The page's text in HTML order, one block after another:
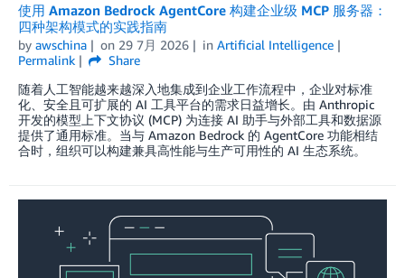
使用 Amazon Bedrock AgentCore 构建企业级 MCP 服务器：
四种架构模式的实践指南
by awschina on 29 7月 2026 in Artificial Intelligence
Permalink
Share
随着人工智能越来越深入地集成到企业工作流程中，企业对标准
化、安全且可扩展的 AI 工具平台的需求日益增长。由 Anthropic
开发的模型上下文协议 (MCP) 为连接 AI 助手与外部工具和数据源
提供了通用标准。当与 Amazon Bedrock 的 AgentCore 功能相结
合时，组织可以构建兼具高性能与生产可用性的 AI 生态系统。